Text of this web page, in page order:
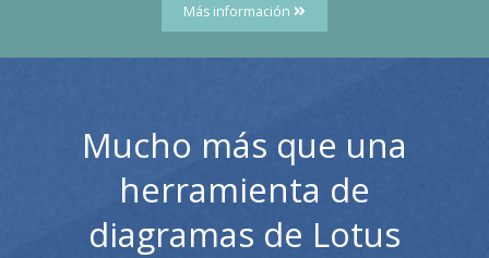
Más información
Mucho más que una
herramienta de
diagramas de Lotus